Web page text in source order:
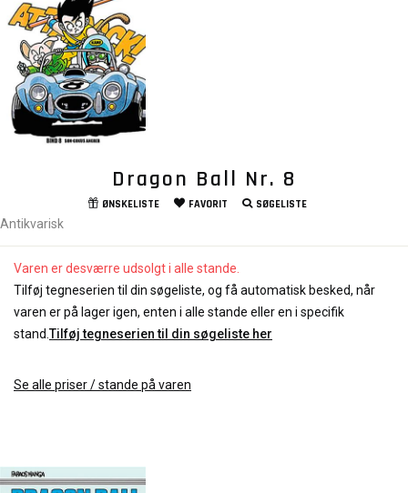
Dragon Ball Nr. 8
ØNSKELISTE FAVORIT SØGELISTE
Antikvarisk
Varen er desværre udsolgt i alle stande.
Tilføj tegneserien til din søgeliste, og få automatisk besked, når
varen er på lager igen, enten i alle stande eller en i specifik
stand. Tilføj tegneserien til din søgeliste her
Se alle priser / stande på varen